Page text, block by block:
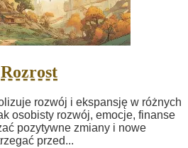
Rozrost
rozwój i ekspansję w różnych
osobisty rozwój, emocje, finanse
pozytywne zmiany i nowe
przed...